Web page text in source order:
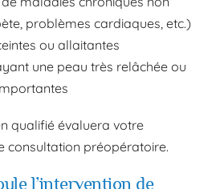
problèmes cardiaques, etc.)
ou allaitantes
une peau très relâchée ou
qualifié évaluera votre
consultation préopératoire.
l’intervention de